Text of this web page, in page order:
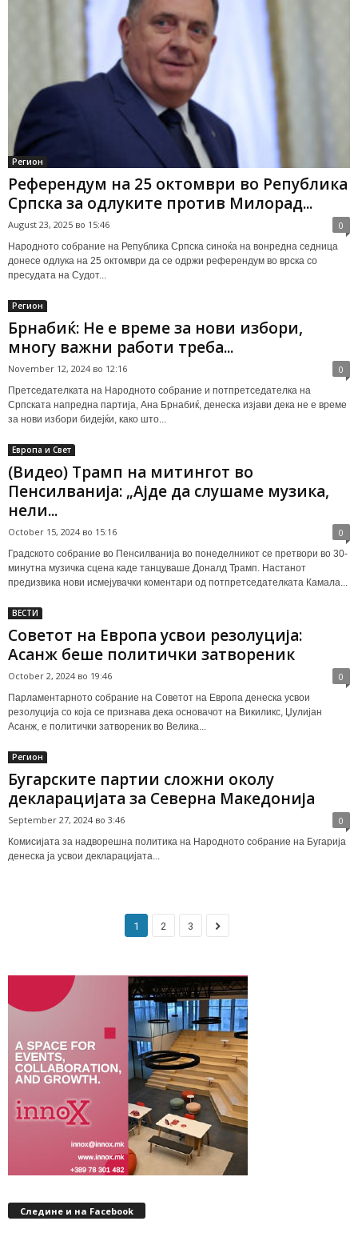
Регион
Референдум на 25 октомври во Република
Српска за одлуките против Милорад...
August 23, 2025 во 15:46 0
Народното собрание на Република Српска синоќа на вонредна седница
донесе одлука на 25 октомври да се одржи референдум во врска со
пресудата на Судот...
Регион
Брнабиќ: Не е време за нови избори,
многу важни работи треба...
November 12, 2024 во 12:16 0
Претседателката на Народното собрание и потпретседателка на
Српската напредна партија, Ана Брнабиќ, денеска изјави дека не е време
за нови избори бидејќи, како што...
Европа и Свет
(Видео) Трамп на митингот во
Пенсилванија: „Ајде да слушаме музика,
нели...
October 15, 2024 во 15:16 0
Градското собрание во Пенсилванија во понеделникот се претвори во 30-
минутна музичка сцена каде танцуваше Доналд Трамп. Настанот
предизвика нови исмејувачки коментари од потпретседателката Камала...
ВЕСТИ
Советот на Европа усвои резолуција:
Асанж беше политички затвореник
October 2, 2024 во 19:46 0
Парламентарното собрание на Советот на Европа денеска усвои
резолуција со која се признава дека основачот на Викиликс, Џулијан
Асанж, е политички затвореник во Велика...
Регион
Бугарските партии сложни околу
декларацијата за Северна Македонија
September 27, 2024 во 3:46 0
Комисијата за надворешна политика на Народното собрание на Бугарија
денеска ја усвои декларацијата...
1 2 3
Следине и на Facebook